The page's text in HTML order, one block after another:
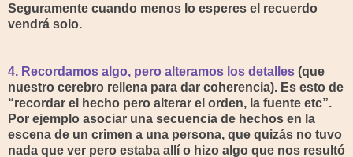
Seguramente cuando menos lo esperes el recuerdo
vendrá solo.
4. Recordamos algo, pero alteramos los detalles (que
nuestro cerebro rellena para dar coherencia). Es esto de
“recordar el hecho pero alterar el orden, la fuente etc”.
Por ejemplo asociar una secuencia de hechos en la
escena de un crimen a una persona, que quizás no tuvo
nada que ver pero estaba allí o hizo algo que nos resultó